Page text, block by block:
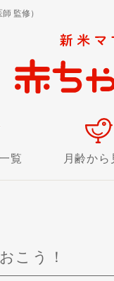
監修）
覧 月齢から
こう！